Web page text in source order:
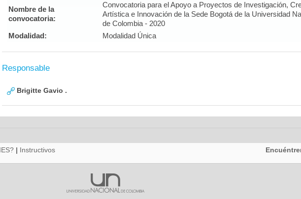
Nombre de la
convocatoria:
Convocatoria para el Apoyo a Proyectos de Investigación,
Artística e Innovación de la Sede Bogotá de la Universidad
de Colombia - 2020
Modalidad:
Modalidad Única
Responsable
Brigitte Gavio .
| Instructivos